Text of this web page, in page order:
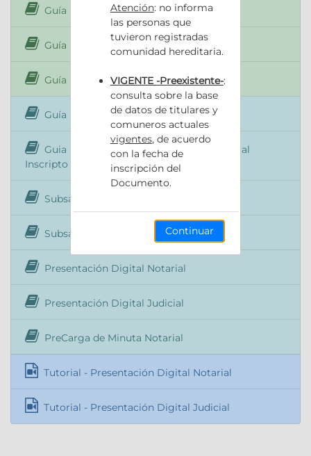
Guía Rápida de RECALCULO de Costos
Guía Rápida de Autogestión de VEPs
Guía Rápida de Beneficiario Final
Guía Rápida Presentación Digital
Guia Rápida Descarga Documento Digital
Inscripto
Subsanación de la Presentación Digital
Subsanación de Precarga
Presentación Digital Notarial
Presentación Digital Judicial
PreCarga de Minuta Notarial
Tutorial - Presentación Digital Notarial
Tutorial - Presentación Digital Judicial
Atención: no informa
las personas que
tuvieron registradas
comunidad hereditaria.
VIGENTE -Preexistente-:
consulta sobre la base
de datos de titulares y
comuneros actuales
vigentes, de acuerdo
con la fecha de
inscripción del
Documento.
Continuar